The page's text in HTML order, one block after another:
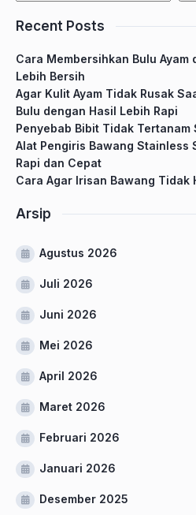
Recent Posts
Cara Membersihkan Bulu Ayam
Lebih Bersih
Agar Kulit Ayam Tidak Rusak
Bulu dengan Hasil Lebih Rapi
Penyebab Bibit Tidak Tertanam
Alat Pengiris Bawang Stainless
Rapi dan Cepat
Cara Agar Irisan Bawang Tidak
Arsip
Agustus 2026
Juli 2026
Juni 2026
Mei 2026
April 2026
Maret 2026
Februari 2026
Januari 2026
Desember 2025